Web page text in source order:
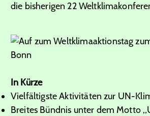
die bisherigen 22
Bonn
In Kürze
Vielfältigste Aktivitäten zur UN-
Breites Bündnis unter dem Motto